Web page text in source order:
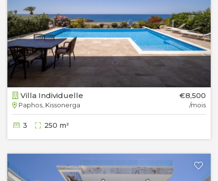
Villa Individuelle
Paphos, Kissonerga
€8,500
/mois
3 250 m²